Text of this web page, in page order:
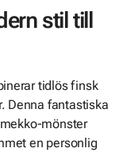
stil till
tidlös finsk
Denna fantastiska
mönster
en personlig